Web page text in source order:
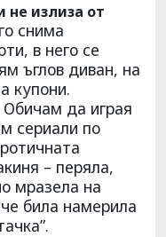
не излиза от
снима
в него се
ъглов диван, на
купони.
да играя
сериали по
– перяла,
мразела на
била намерила